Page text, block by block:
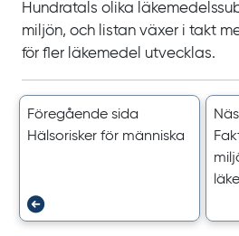
Hundratals olika
miljön, och listan växer i takt
för fler läkemedel utvecklas.
Föregående sida
Hälsorisker för människa